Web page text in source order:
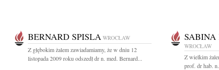
BERNARD SPISLA WROCŁAW
Z głębokim żalem zawiadamiamy, że w dniu 12
listopada 2009 roku odszedł dr n. med. Bernard...
SABINA
WROCŁAW
Z wielkim
prof. dr hab.